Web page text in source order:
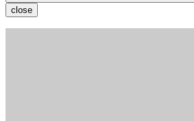
close